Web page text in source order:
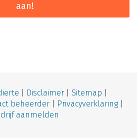
aan!
Disclaimer| Sitemap
beheerder Privacyverklaring|
aanmelden